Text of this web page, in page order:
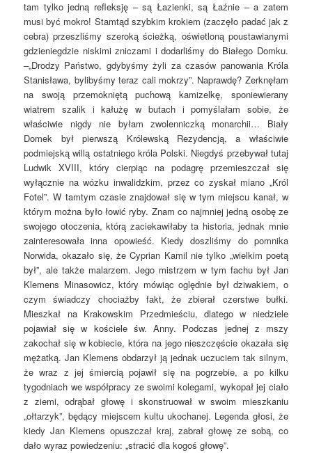
tam tylko jedną refleksję – są Łazienki, są Łaźnie – a zatem
musi być mokro! Stamtąd szybkim krokiem (zaczęło padać jak z
cebra) przeszliśmy szeroką ścieżką, oświetloną poustawianymi
gdzieniegdzie niskimi zniczami i dodarliśmy do Białego Domku.
–„Drodzy Państwo, gdybyśmy żyli za czasów panowania Króla
Stanisława, bylibyśmy teraz cali mokrzy”. Naprawdę? Zerknęłam
na swoją przemokniętą puchową kamizelkę, sponiewierany
wiatrem szalik i kałużę w butach i pomyślałam sobie, że
właściwie nigdy nie byłam zwolenniczką monarchii… Biały
Domek był pierwszą Królewską Rezydencją, a właściwie
podmiejską willą ostatniego króla Polski. Niegdyś przebywał tutaj
Ludwik XVIII, który cierpiąc na podagrę przemieszczał się
wyłącznie na wózku inwalidzkim, przez co zyskał miano „Król
Fotel”. W tamtym czasie znajdował się w tym miejscu kanał, w
którym można było łowić ryby. Znam co najmniej jedną osobę ze
swojego otoczenia, którą zaciekawiłaby ta historia, jednak mnie
zainteresowała inna opowieść. Kiedy doszliśmy do pomnika
Norwida, okazało się, że Cyprian Kamil nie tylko „wielkim poetą
był”, ale także malarzem. Jego mistrzem w tym fachu był Jan
Klemens Minasowicz, który mówiąc oględnie był dziwakiem, o
czym świadczy chociażby fakt, że zbierał czerstwe bułki.
Mieszkał na Krakowskim Przedmieściu, dlatego w niedziele
pojawiał się w kościele św. Anny. Podczas jednej z mszy
zakochał się w kobiecie, która na jego nieszczęście okazała się
mężatką. Jan Klemens obdarzył ją jednak uczuciem tak silnym,
że wraz z jej śmiercią pojawił się na pogrzebie, a po kilku
tygodniach we współpracy ze swoimi kolegami, wykopał jej ciało
z ziemi, odrąbał głowę i skonstruował w swoim mieszkaniu
„ołtarzyk”, będący miejscem kultu ukochanej. Legenda głosi, że
kiedy Jan Klemens opuszczał kraj, zabrał głowę ze sobą, co
dało wyraz powiedzeniu: „stracić dla kogoś głowę”.